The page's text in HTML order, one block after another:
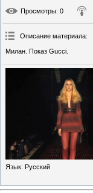
Просмотры: 0
Описание материала:
Милан. Показ Gucci.
Язык: Русский